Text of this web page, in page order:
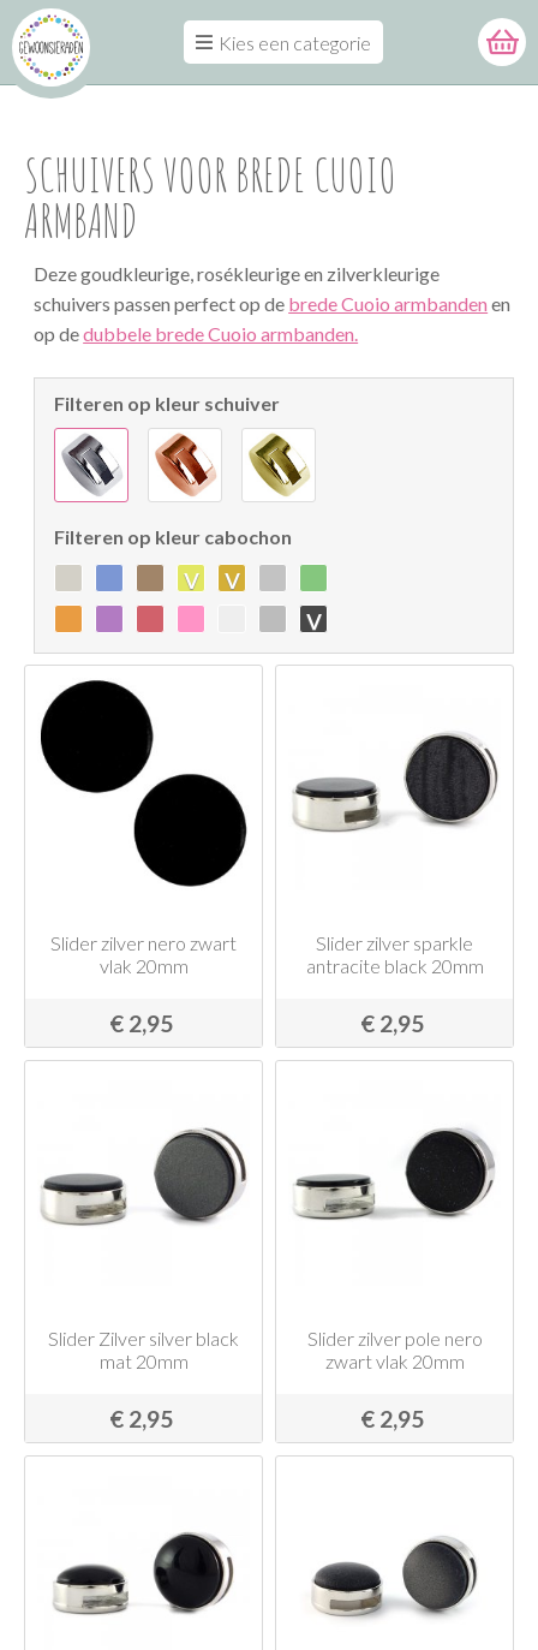
Kies een categorie
SCHUIVERS VOOR BREDE CUOIO
ARMBAND
Deze goudkleurige, rosékleurige en zilverkleurige
schuivers passen perfect op de brede Cuoio armbanden en
op dedubbele brede Cuoio armbanden.
Filteren op kleur schuiver
Filteren op kleur cabochon
v
v
v
Slider zilver nero zwart
vlak 20mm
€ 2,95
Slider zilver sparkle
antracite black 20mm
€ 2,95
Slider Zilver silver black
mat 20mm
€ 2,95
Slider zilver pole nero
zwart vlak 20mm
€ 2,95